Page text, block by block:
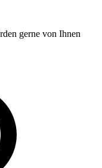
gerne von Ihnen